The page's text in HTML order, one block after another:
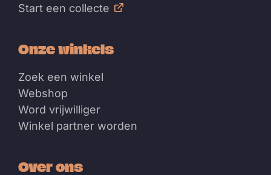
Start een collecte
Onze winkels
Zoek een winkel
Webshop
Word vrijwilliger
Winkel partner worden
Over ons